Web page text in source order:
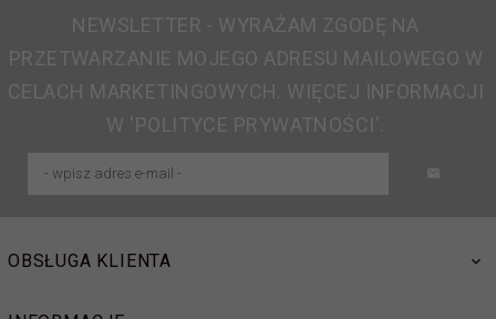
NEWSLETTER - WYRAŻAM ZGODĘ NA
PRZETWARZANIE MOJEGO ADRESU MAILOWEGO W
CELACH MARKETINGOWYCH. WIĘCEJ INFORMACJI
W 'POLITYCE PRYWATNOŚCI'.
OBSŁUGA KLIENTA